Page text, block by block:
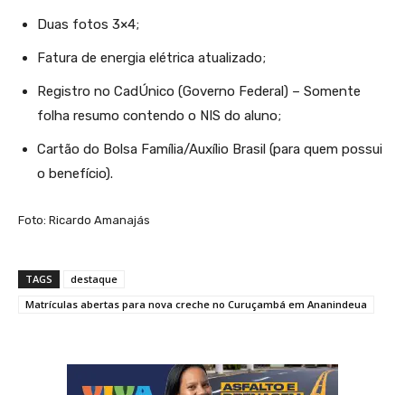
Duas fotos 3×4;
Fatura de energia elétrica atualizado;
Registro no CadÚnico (Governo Federal) – Somente
folha resumo contendo o NIS do aluno;
Cartão do Bolsa Família/Auxílio Brasil (para quem possui
o benefício).
Foto: Ricardo Amanajás
TAGS
destaque
Matrículas abertas para nova creche no Curuçambá em Ananindeua